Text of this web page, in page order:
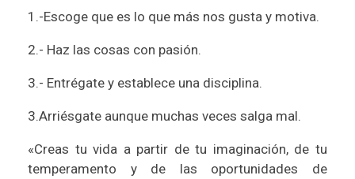
1.-Escoge que es lo que más nos gusta y motiva.
2.- Haz las cosas con pasión.
3.- Entrégate y establece una disciplina.
3.Arriésgate aunque muchas veces salga mal.
«Creas tu vida a partir de tu imaginación, de tu
temperamento y de las oportunidades de